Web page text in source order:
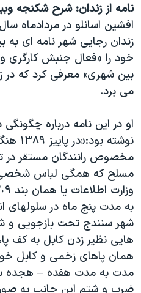
نامه از زندان: شرح شکنجه
زندان رجایی شهر نامه ای به
خود را «فعال جنبش کارگری
بین شهری» معرفی کرد که
می برد.
او در این نامه درباره
مخصوص رانندگان مستقر در
مسلح كه همگى لباس شخصى
شهر سنندج تحت بازجویى و
هایی نظير زدن كابل به كف
همان پاهای زخمى و كابل
مدت به مدت هفده – هجده